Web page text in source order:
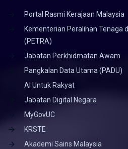
Portal Rasmi Kerajaan Malaysia
Kementerian Peralihan Tenaga
(PETRA)
Jabatan Perkhidmatan Awam
Pangkalan Data Utama (PADU)
AI Untuk Rakyat
Jabatan Digital Negara
MyGovUC
KRSTE
Akademi Sains Malaysia